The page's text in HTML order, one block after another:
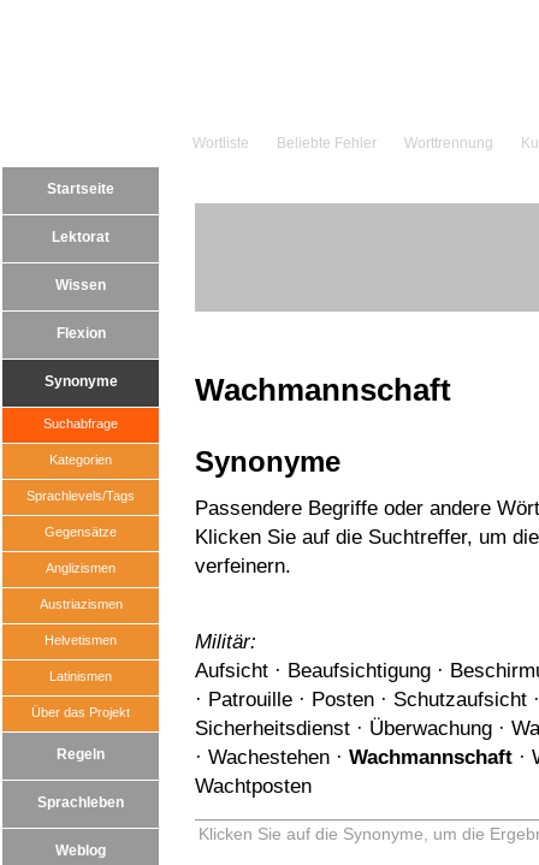
Wortliste Beliebte Fehler Worttrennung
Startseite
Lektorat
Wissen
Flexion
Synonyme
Suchabfrage
Kategorien
Sprachlevels/Tags
Gegensätze
Anglizismen
Austriazismen
Helvetismen
Latinismen
Über das Projekt
Regeln
Sprachleben
Weblog
Wachmannschaft
Synonyme
Passendere Begriffe oder andere
Klicken Sie auf die Suchtreffer, um
verfeinern.
Militär:
Aufsicht · Beaufsichtigung ·
· Patrouille · Posten · Schutzaufsicht
Sicherheitsdienst · Überwachung ·
· Wachestehen · Wachmannschaft ·
Wachtposten
Klicken Sie auf die Synonyme, um die